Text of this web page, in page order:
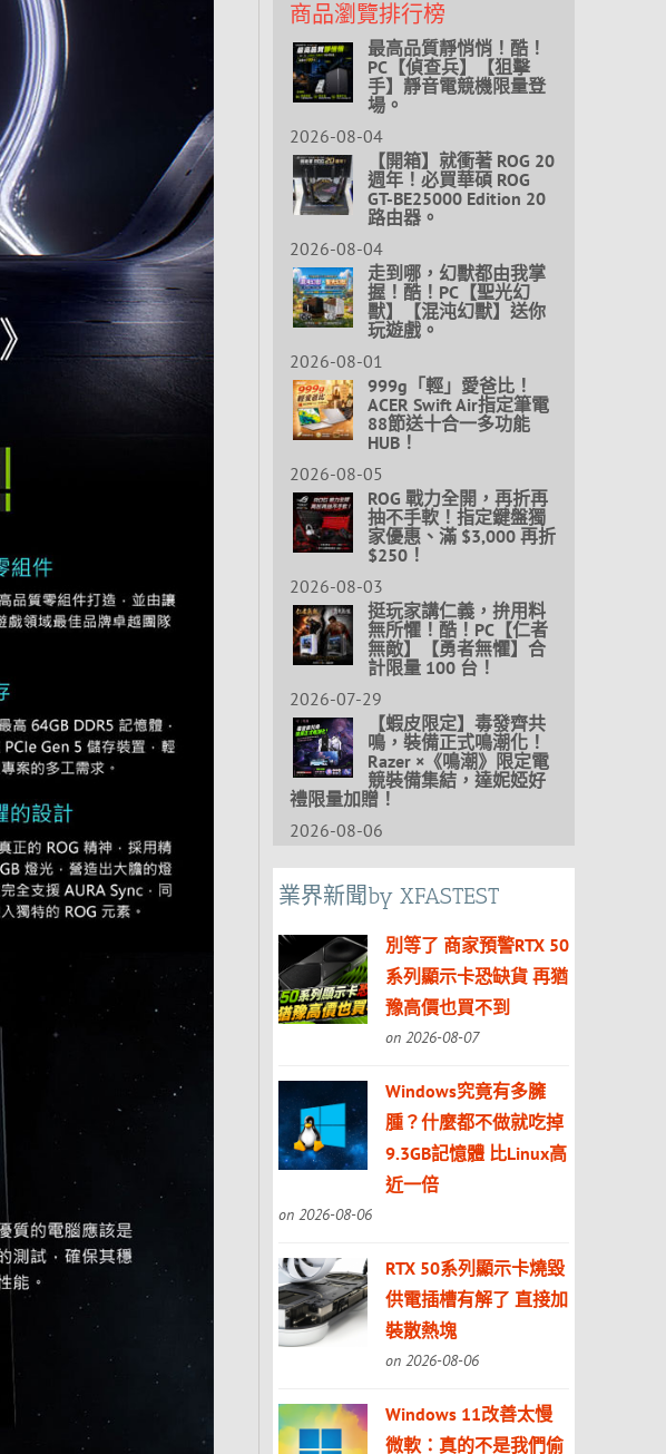
商品瀏覽排行榜
最高品質靜悄悄！酷！
PC【偵查兵】【狙擊
手】靜音電競機限量登
場。
2026-08-04
【開箱】就衝著 ROG 20
週年！必買華碩 ROG
GT-BE25000 Edition 20
路由器。
2026-08-04
走到哪，幻獸都由我掌
握！酷！PC【聖光幻
獸】【混沌幻獸】送你
玩遊戲。
2026-08-01
999g「輕」愛爸比！
ACER Swift Air指定筆電
88節送十合一多功能
HUB！
2026-08-05
ROG 戰力全開，再折再
抽不手軟！指定鍵盤獨
家優惠、滿 $3,000 再折
$250！
2026-08-03
挺玩家講仁義，拚用料
無所懼！酷！PC【仁者
無敵】【勇者無懼】合
計限量 100 台！
2026-07-29
【蝦皮限定】毒發齊共
鳴，裝備正式鳴潮化！
Razer ×《鳴潮》限定電
競裝備集結，達妮婭好
禮限量加贈！
2026-08-06
業界新聞by XFASTEST
別等了 商家預警RTX 50
系列顯示卡恐缺貨 再猶
豫高價也買不到
on 2026-08-07
Windows究竟有多臃
腫？什麼都不做就吃掉
9.3GB記憶體 比Linux高
近一倍
on 2026-08-06
RTX 50系列顯示卡燒毀
供電插槽有解了 直接加
裝散熱塊
on 2026-08-06
Windows 11改善太慢
微軟：真的不是我們偷